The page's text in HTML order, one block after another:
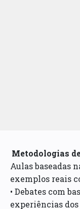
Metodologias
Aulas baseadas
exemplos reais
• Debates com
experiências